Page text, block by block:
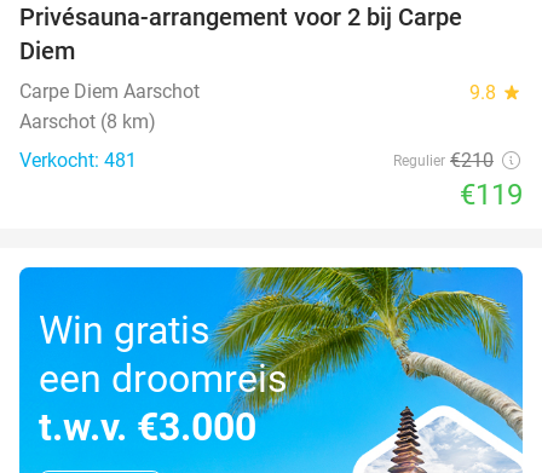
Privésauna-arrangement voor 2 bij Carpe
Diem
Carpe Diem Aarschot 9.8 star
Aarschot (8 km)
Verkocht: 481
Regulier €210
€119
Win gratis
een droomreis
t.w.v. €3.000